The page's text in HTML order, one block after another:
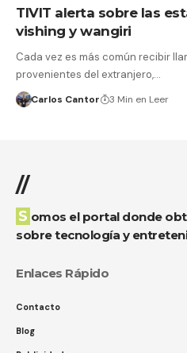
TIVIT alerta sobre las
vishing y wangiri
Cada vez es más común recibir
provenientes del extranjero,…
Carlos Cantor 3 Min en Leer
//
Somos el portal donde obtendrás las novedades
sobre tecnología y
Enlaces Rápido
Contacto
Blog